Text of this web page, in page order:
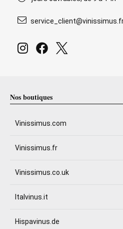
Nos boutiques
Vinissimus.com
Vinissimus.fr
Vinissimus.co.uk
Italvinus.it
Hispavinus.de